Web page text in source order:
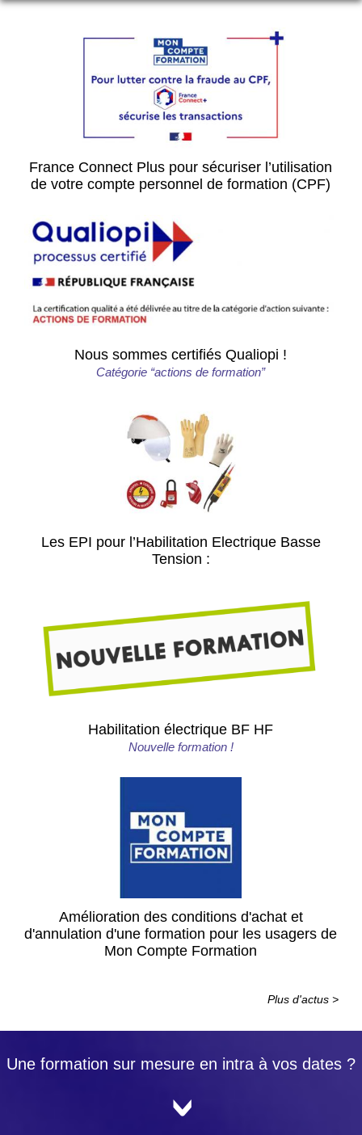
France Connect Plus pour sécuriser l’utilisation
de votre compte personnel de formation (CPF)
Nous sommes certifiés Qualiopi !
Catégorie “actions de formation”
Les EPI pour l’Habilitation Electrique Basse
Tension :
Habilitation électrique BF HF
Nouvelle formation !
Amélioration des conditions d'achat et
d'annulation d'une formation pour les usagers de
Mon Compte Formation
Plus d'actus >
Une formation sur mesure en intra à vos dates ?
<